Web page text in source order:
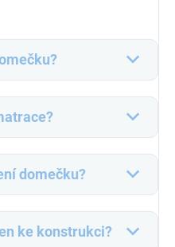
domečku?
ke konstrukci?